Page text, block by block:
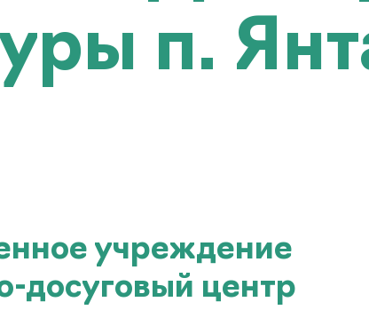
п.
учреждение
досуговый центр